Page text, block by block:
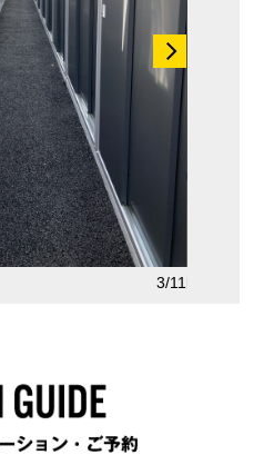
3/11Bタイプ